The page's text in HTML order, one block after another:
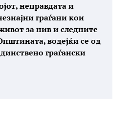
неправдата и
граѓани кои
за нив и следните
водејќи се од
граѓански